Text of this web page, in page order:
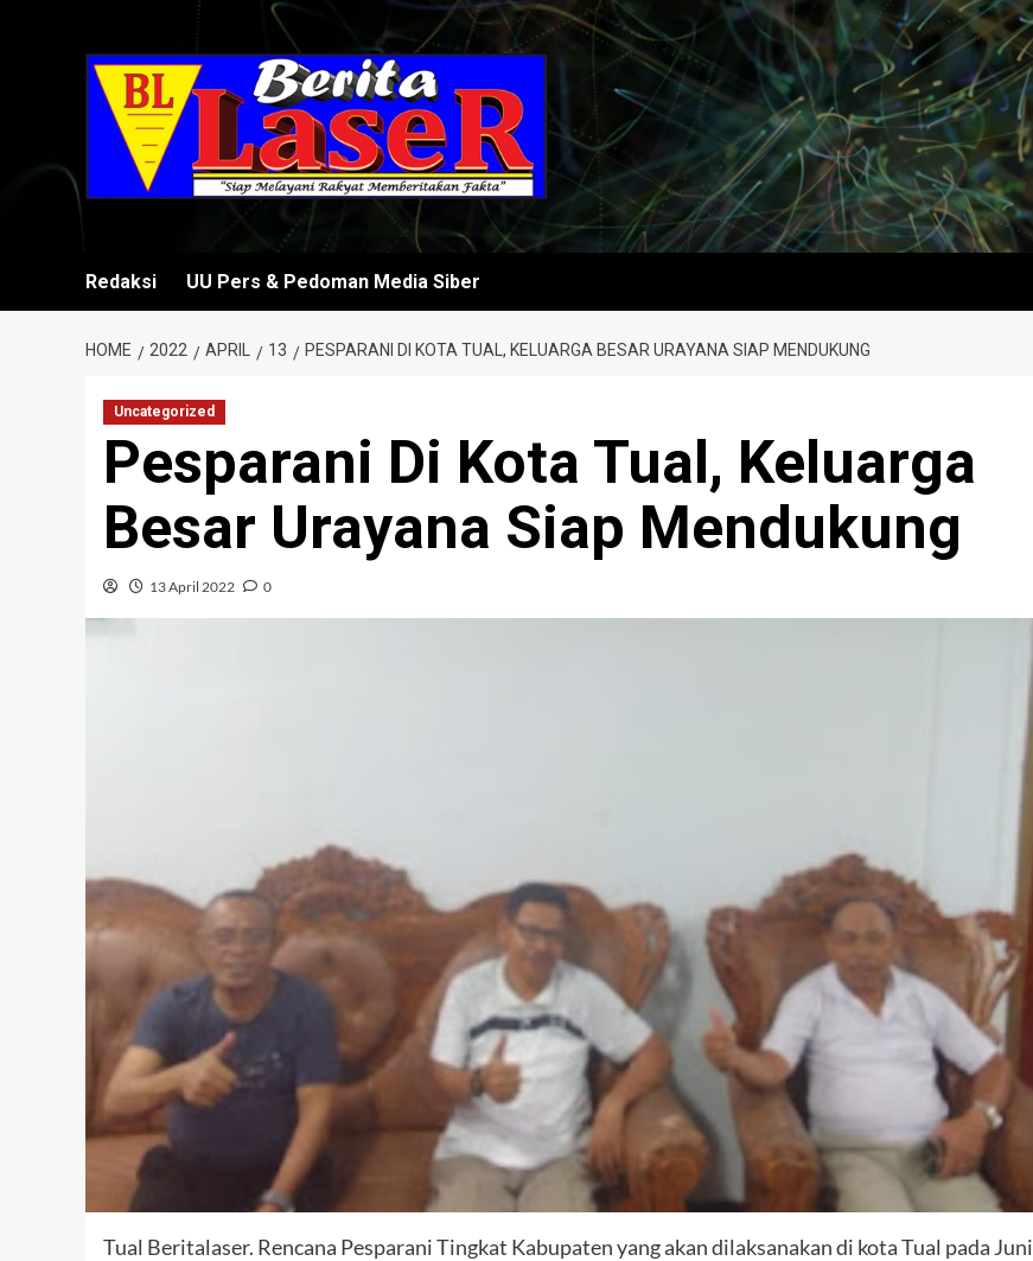
Redaksi UU Pers & Pedoman Media Siber
HOME 2022 APRIL 13 PESPARANI DI KOTA TUAL, KELUARGA BESAR URAYANA SIAP MENDUKUNG
Uncategorized
Pesparani Di Kota Tual, Keluarga
Besar Urayana Siap Mendukung
13 April 2022 0
Tual Beritalaser. Rencana Pesparani Tingkat Kabupaten yang akan dilaksanakan di kota Tual pada Juni